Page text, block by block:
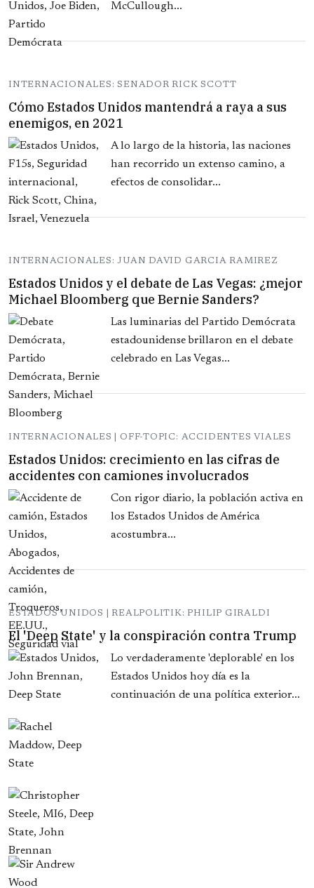
McCullough...
INTERNACIONALES: SENADOR RICK SCOTT
Cómo Estados Unidos mantendrá a raya a sus
enemigos, en 2021
A lo largo de la historia, las naciones
han recorrido un extenso camino, a
efectos de consolidar...
INTERNACIONALES: JUAN DAVID GARCIA RAMIREZ
Estados Unidos y el debate de Las Vegas: ¿mejor
Michael Bloomberg que Bernie Sanders?
Las luminarias del Partido Demócrata
estadounidense brillaron en el debate
celebrado en Las Vegas...
INTERNACIONALES | OFF-TOPIC: ACCIDENTES VIALES
Estados Unidos: crecimiento en las cifras de
accidentes con camiones involucrados
Con rigor diario, la población activa en
los Estados Unidos de América
acostumbra...
ESTADOS UNIDOS | REALPOLITIK: PHILIP GIRALDI
El 'Deep State' y la conspiración contra Trump
Lo verdaderamente 'deplorable' en los
Estados Unidos hoy día es la
continuación de una política exterior...